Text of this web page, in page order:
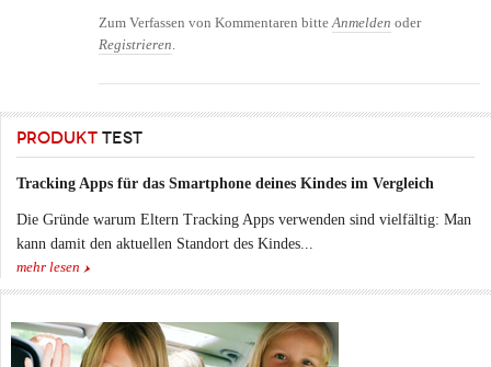
Zum Verfassen von Kommentaren bitteAnmelden oder
Registrieren.
PRODUKT TEST
Tracking Apps für das Smartphone deines Kindes im Vergleich
Die Gründe warum Eltern Tracking Apps verwenden sind vielfältig: Man
kann damit den aktuellen Standort des Kindes...
mehr lesen